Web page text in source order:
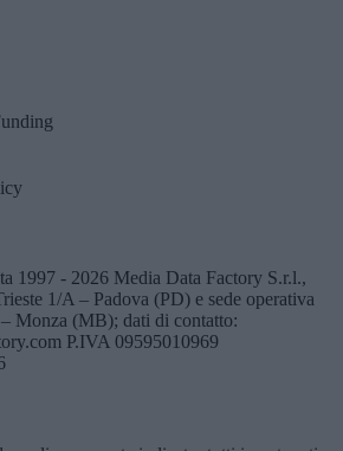
1997 - 2026 Media Data Factory S.r.l.,
1/A – Padova (PD) e sede operativa
Monza (MB); dati di contatto:
P.IVA 09595010969